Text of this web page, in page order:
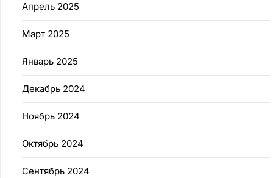
Апрель 2025
Март 2025
Январь 2025
Декабрь 2024
Ноябрь 2024
Октябрь 2024
Сентябрь 2024